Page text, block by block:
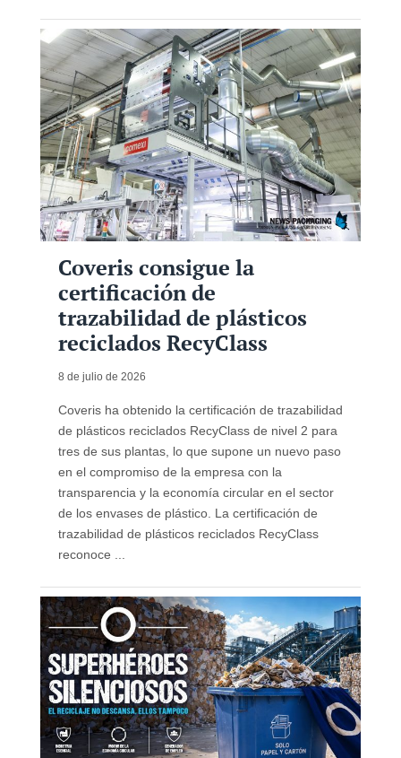
Coveris consigue la
certificación de
trazabilidad de plásticos
reciclados RecyClass
8 de julio de 2026
Coveris ha obtenido la certificación de trazabilidad
de plásticos reciclados RecyClass de nivel 2 para
tres de sus plantas, lo que supone un nuevo paso
en el compromiso de la empresa con la
transparencia y la economía circular en el sector
de los envases de plástico. La certificación de
trazabilidad de plásticos reciclados RecyClass
reconoce ...